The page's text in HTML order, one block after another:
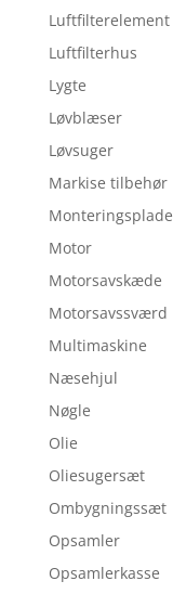
Luftfilterelement
Luftfilterhus
Lygte
Løvblæser
Løvsuger
Markise tilbehør
Monteringsplade
Motor
Motorsavskæde
Motorsavssværd
Multimaskine
Næsehjul
Nøgle
Olie
Oliesugersæt
Ombygningssæt
Opsamler
Opsamlerkasse